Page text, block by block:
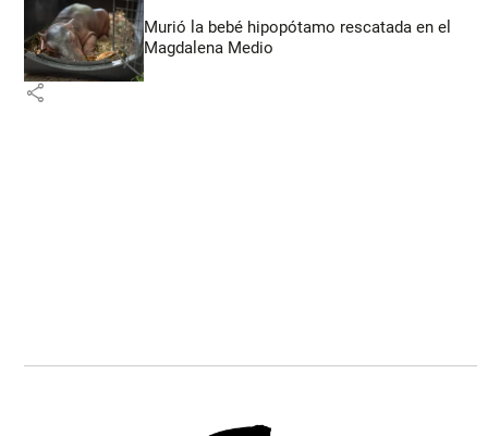
Murió la bebé hipopótamo rescatada en el
Magdalena Medio
share